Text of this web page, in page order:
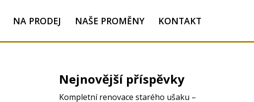
NA PRODEJ NAŠE PROMĚNY KONTAKT
Nejnovější příspěvky
Kompletní renovace starého ušaku –